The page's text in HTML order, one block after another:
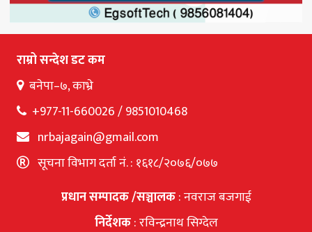
राम्रो सन्देश डट कम
बनेपा–७, काभ्रे
+977-11-660026 / 9851010468
nrbajagain@gmail.com
सूचना विभाग दर्ता नं. : १६१८/२०७६/०७७
प्रधान सम्पादक /सञ्चालक: नवराज बजगाई
निर्देशक: रविन्द्रनाथ सिग्देल